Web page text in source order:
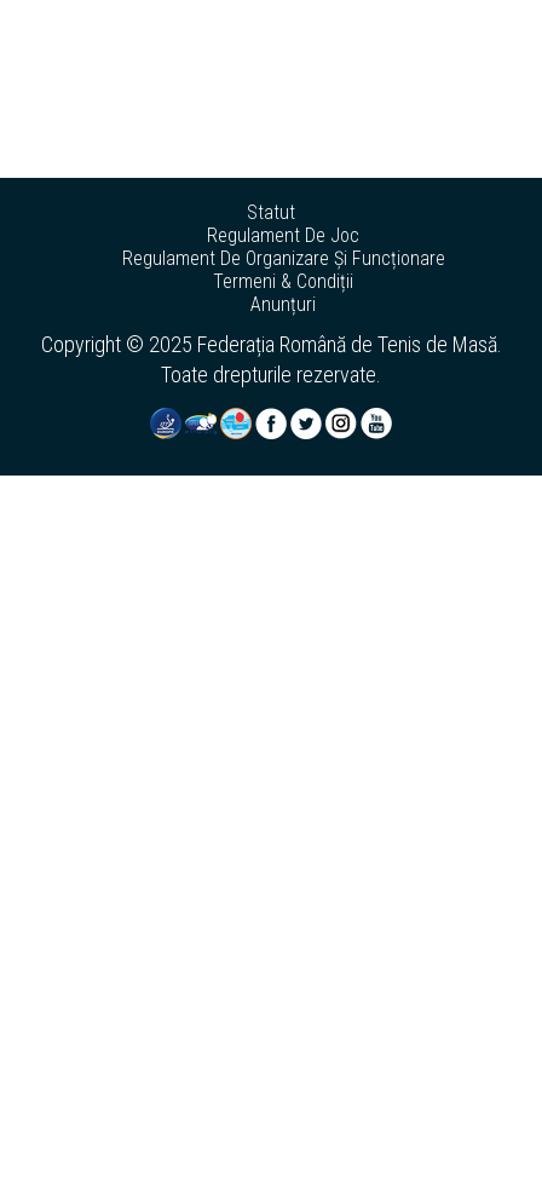
Statut
Regulament De Joc
Regulament De Organizare Și Funcționare
Termeni & Condiții
Anunțuri
Copyright © 2025 Federația Română de Tenis de Masă.
Toate drepturile rezervate.